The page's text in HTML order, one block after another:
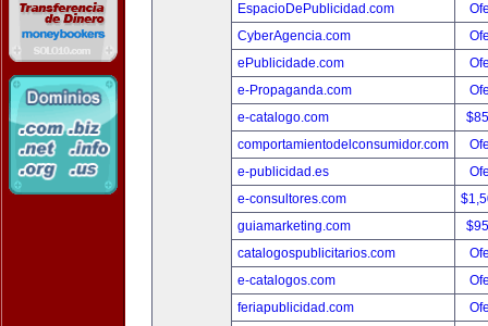
EspacioDePublicidad.com
CyberAgencia.com
ePublicidade.com
e-Propaganda.com
e-catalogo.com
comportamientodelconsumidor.com
e-publicidad.es
e-consultores.com
guiamarketing.com
catalogospublicitarios.com
e-catalogos.com
feriapublicidad.com